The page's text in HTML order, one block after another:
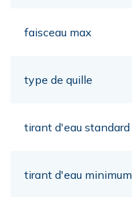
faisceau max
type de quille
tirant d'eau standard
tirant d'eau minimum